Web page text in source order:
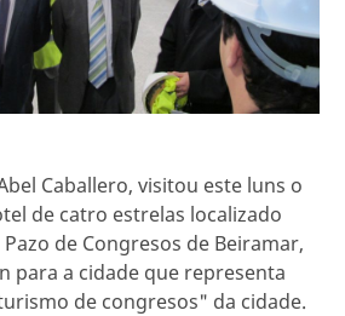
Caballero, visitou este luns o
de catro estrelas localizado
de Congresos de Beiramar,
para a cidade que representa
de congresos" da cidade.